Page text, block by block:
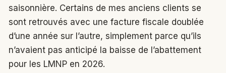
saisonnière. Certains de mes anciens clients se
sont retrouvés avec une facture fiscale doublée
d’une année sur l’autre, simplement parce qu’ils
n’avaient pas anticipé la baisse de l’abattement
pour les LMNP en 2026.